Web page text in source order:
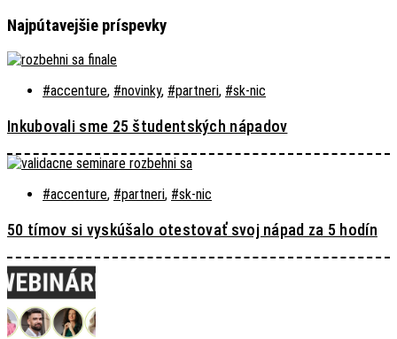
Najpútavejšie príspevky
#accenture, #novinky, #partneri, #sk-nic
Inkubovali sme 25 študentských nápadov
#accenture, #partneri, #sk-nic
50 tímov si vyskúšalo otestovať svoj nápad za 5 hodín